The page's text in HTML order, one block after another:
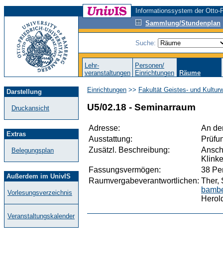
Informationssystem der
Sammlung/Stundenplan
Suche:
Lehr-
veranstaltungen
Personen/
Einrichtungen
Räume
Darstellung
Druckansicht
Extras
Belegungsplan
Außerdem im UnivIS
Vorlesungsverzeichnis
Veranstaltungskalender
Einrichtungen >> Fakultät Geistes- und
U5/02.18 - Seminarraum
Adresse:
An
Ausstattung:
Zusätzl. Beschreibung:
Fassungsvermögen:
38
Raumvergabeverantwortlichen: Ther,